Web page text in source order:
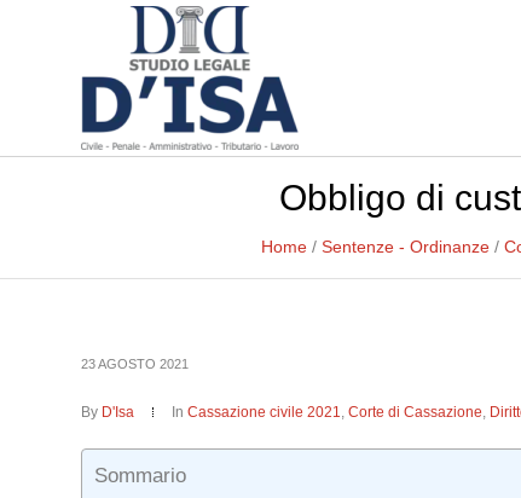
Obbligo di
Home / Sentenze - Ordinanze /
23 AGOSTO 2021
By D'Isa InCassazione civile 2021,Corte di Cassazione,
Sommario